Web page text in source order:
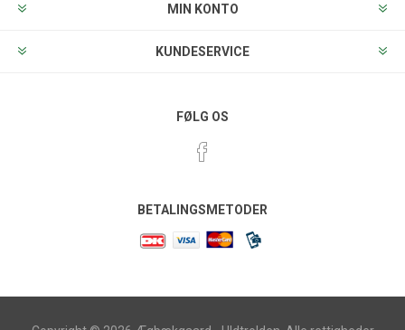
MIN KONTO
KUNDESERVICE
FØLG OS
BETALINGSMETODER